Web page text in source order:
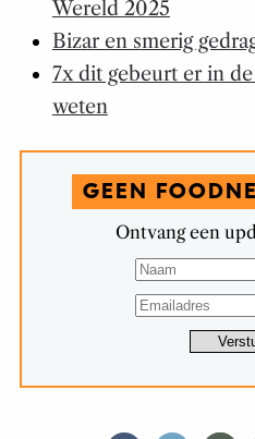
Wereld 2025
Bizar en smerig
7x dit gebeurt er in
weten
GEEN
Ontvang een